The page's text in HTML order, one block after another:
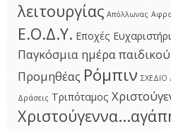
λειτουργίας Απόλλωνας
Ε.Ο.Δ.Υ. Εποχές
Παγκόσμια ημέρα
Προμηθέας Ρόμπιν ΣΧΕΔΙΟ
Δράσεις Τριπόταμος